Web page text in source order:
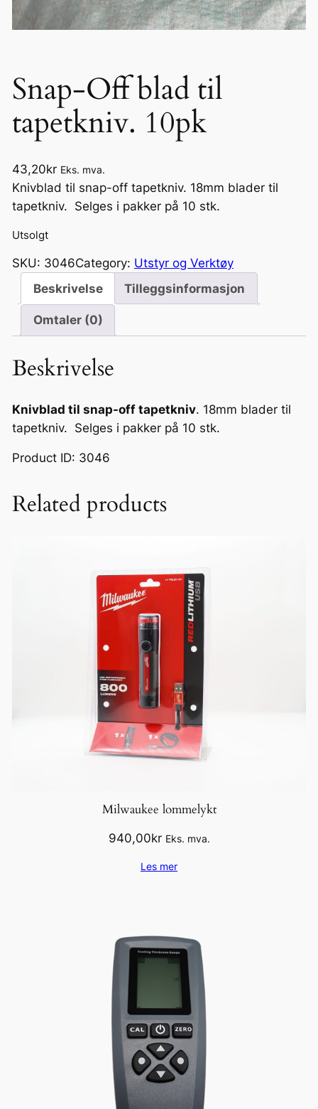
Snap-Off blad til
tapetkniv. 10pk
43,20kr Eks. mva.
Knivblad til snap-off tapetkniv. 18mm blader til
tapetkniv. Selges i pakker på 10 stk.
Utsolgt
SKU: 3046Category: Utstyr og Verktøy
Beskrivelse
Tilleggsinformasjon
Omtaler (0)
Beskrivelse
Knivblad til snap-off tapetkniv. 18mm blader til
tapetkniv. Selges i pakker på 10 stk.
Product ID: 3046
Related products
Milwaukee lommelykt
940,00kr Eks. mva.
Les mer